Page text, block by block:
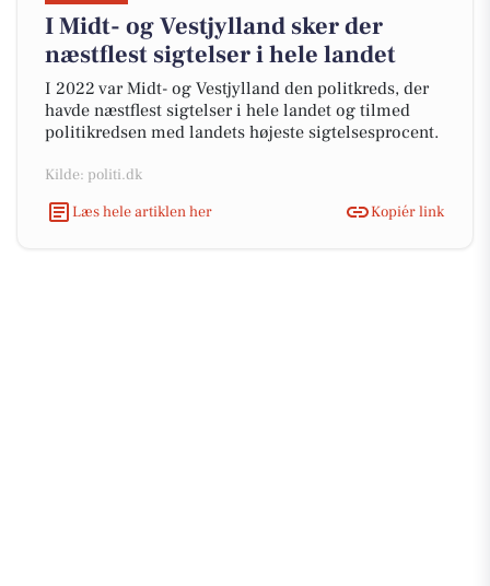
I Midt- og Vestjylland sker der
næstflest sigtelser i hele landet
I 2022 var Midt- og Vestjylland den politkreds, der
havde næstflest sigtelser i hele landet og tilmed
politikredsen med landets højeste sigtelsesprocent.
Kilde: politi.dk
Læs hele artiklen her
Kopiér link